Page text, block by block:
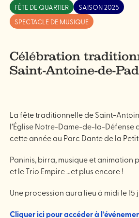
FÊTE DE QUARTIER
SAISON 2025
SPECTACLE DE MUSIQUE
Célébration
Saint-Antoine-de-
La fête traditionnelle de Saint-
l’Église Notre-Dame-de-la-Défense
cette année au Parc Dante de la
Paninis, birra, musique et animation
et le Trio Empire …et plus encore !
Une procession aura lieu à midi le 15
Cliquer ici pour accéder à